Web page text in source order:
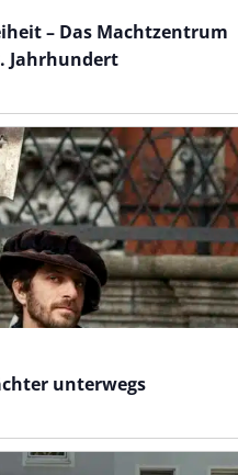
– Das Machtzentrum
Jahrhundert
unterwegs